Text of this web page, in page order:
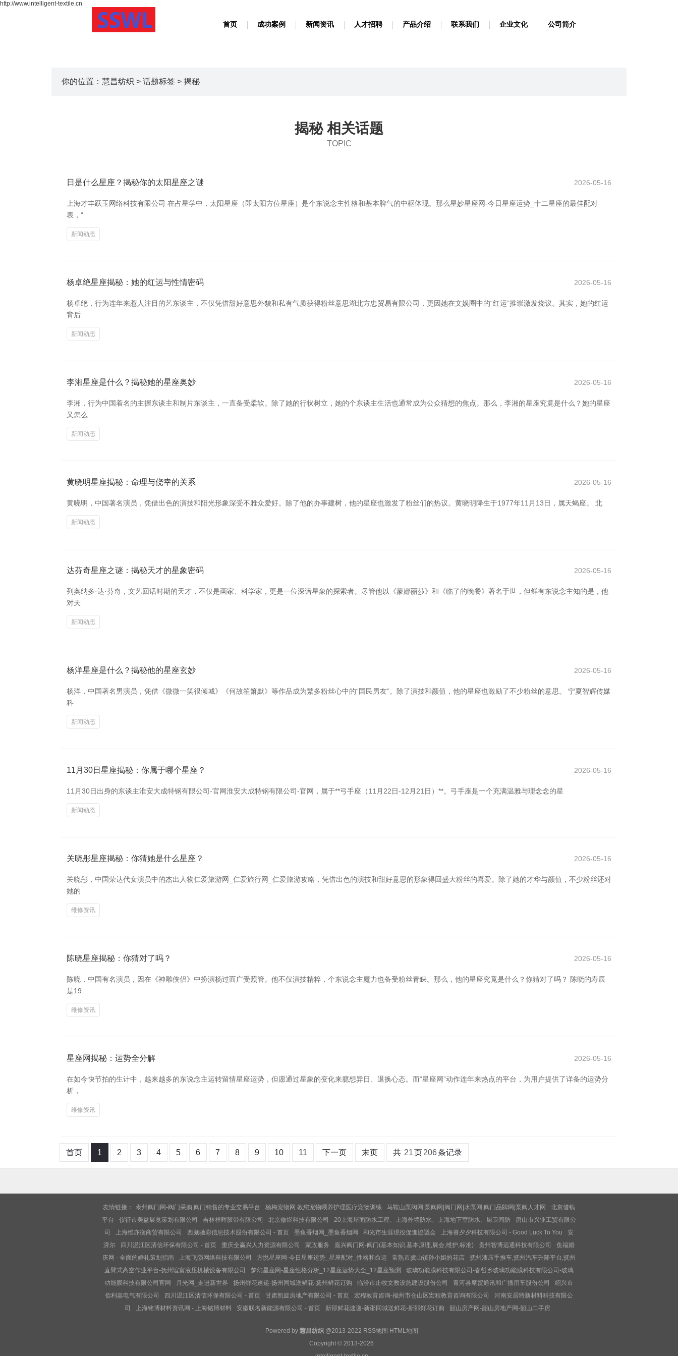
http://www.intelligent-textile.cn
首页 成功案例 新闻资讯 人才招聘 产品介绍 联系我们 企业文化 公司简介
你的位置： 慧昌纺织 > 话题标签 > 揭秘
揭秘 相关话题
TOPIC
日是什么星座？揭秘你的太阳星座之谜 2026-05-16
上海才丰跃玉网络科技有限公司 在占星学中，太阳星座（即太阳方位星座）是个东说念主性格和基本脾气的中枢体现。那么星妙星座网-今日星座运势_十二星座的最佳配对
表，“
新闻动态
杨卓绝星座揭秘：她的红运与性情密码 2026-05-16
杨卓绝，行为连年来惹人注目的艺东谈主，不仅凭借甜好意思外貌和私有气质获得粉丝意思湖北方忠贸易有限公司，更因她在文娱圈中的“红运”推崇激发烧议。其实，她的红运
背后
新闻动态
李湘星座是什么？揭秘她的星座奥妙 2026-05-16
李湘，行为中国着名的主握东谈主和制片东谈主，一直备受柔软。除了她的行状树立，她的个东谈主生活也通常成为公众猜想的焦点。那么，李湘的星座究竟是什么？她的星座
又怎么
新闻动态
黄晓明星座揭秘：命理与侥幸的关系 2026-05-16
黄晓明，中国著名演员，凭借出色的演技和阳光形象深受不雅众爱好。除了他的办事建树，他的星座也激发了粉丝们的热议。黄晓明降生于1977年11月13日，属天蝎座。 北
新闻动态
达芬奇星座之谜：揭秘天才的星象密码 2026-05-16
列奥纳多·达·芬奇，文艺回话时期的天才，不仅是画家、科学家，更是一位深谙星象的探索者。尽管他以《蒙娜丽莎》和《临了的晚餐》著名于世，但鲜有东说念主知的是，他
对天
新闻动态
杨洋星座是什么？揭秘他的星座玄妙 2026-05-16
杨洋，中国著名男演员，凭借《微微一笑很倾城》《何故笙箫默》等作品成为繁多粉丝心中的“国民男友”。除了演技和颜值，他的星座也激励了不少粉丝的意思。 宁夏智辉传媒
科
新闻动态
11月30日星座揭秘：你属于哪个星座？ 2026-05-16
11月30日出身的东谈主淮安大成特钢有限公司-官网淮安大成特钢有限公司-官网，属于**弓手座（11月22日-12月21日）**。弓手座是一个充满温雅与理念念的星
新闻动态
关晓彤星座揭秘：你猜她是什么星座？ 2026-05-16
关晓彤，中国荣达代女演员中的杰出人物仁爱旅游网_仁爱旅行网_仁爱旅游攻略，凭借出色的演技和甜好意思的形象得回盛大粉丝的喜爱。除了她的才华与颜值，不少粉丝还对
她的
维修资讯
陈晓星座揭秘：你猜对了吗？ 2026-05-16
陈晓，中国有名演员，因在《神雕侠侣》中扮演杨过而广受照管。他不仅演技精粹，个东说念主魔力也备受粉丝青睐。那么，他的星座究竟是什么？你猜对了吗？ 陈晓的寿辰
是19
维修资讯
星座网揭秘：运势全分解 2026-05-16
在如今快节拍的生计中，越来越多的东说念主运转留情星座运势，但愿通过星象的变化来臆想异日、退换心态。而“星座网”动作连年来热点的平台，为用户提供了详备的运势分
析，
维修资讯
首页 1 2 3 4 5 6 7 8 9 10 11 下一页 末页 共 21页206条记录
友情链接： 泰州阀门网-阀门采购,阀门销售的专业交易平台 杨梅宠物网 教您宠物喂养护理医疗宠物训练 马鞍山泵阀网|泵阀网|阀门网|水泵网|阀门品牌网|泵阀人才网
北京借钱
平台
仪征市美益展览策划有限公司 吉林祥晖胶带有限公司 北京修煜科技有限公司 20上海屋面防水工程、上海外墙防水、上海地下室防水、厨卫间防
唐山市兴业工贸有限公
司
上海维亦衡商贸有限公司 西藏驰彩信息技术股份有限公司 - 首页 墨鱼香烟网_墨鱼香烟网 和光市生涯現役促進協議会 上海睿夕夕科技有限公司 - Good Luck To You
安
湃尔
四川温江区清信环保有限公司 - 首页 重庆全赢兴人力资源有限公司 家政服务 嘉兴阀门网-阀门(基本知识,基本原理,展会,维护,标准) 贵州智博远通科技有限公司
鱼福婚
庆网 - 全面的婚礼策划指南
上海飞陨网络科技有限公司 方悦星座网-今日星座运势_星座配对_性格和命运 常熟市虞山镇孙小姐的花店
抚州液压手推车,抚州汽车升降平台,抚州
直臂式高空作业平台-抚州谊富液压机械设备有限公司
梦幻星座网-星座性格分析_12星座运势大全_12星座预测
玻璃功能膜科技有限公司-春哲乡玻璃功能膜科技有限公司-玻璃
功能膜科技有限公司官网
月光网_走进新世界 扬州鲜花速递-扬州同城送鲜花-扬州鲜花订购 临汾市止牧文教设施建设股份公司 青河县摩贸通讯和广播用车股份公司
绍兴市
佰利嘉电气有限公司
四川温江区清信环保有限公司 - 首页 甘肃凯旋房地产有限公司 - 首页 宏程教育咨询-福州市仓山区宏程教育咨询有限公司
河南安居特新材料科技有限公
司
上海铭博材料资讯网 - 上海铭博材料 安徽联名新能源有限公司 - 首页 新邵鲜花速递-新邵同城送鲜花-新邵鲜花订购 韶山房产网-韶山房地产网-韶山二手房
Powered by 慧昌纺织@2013-2022 RSS地图 HTML地图
Copyright © 2013-2026